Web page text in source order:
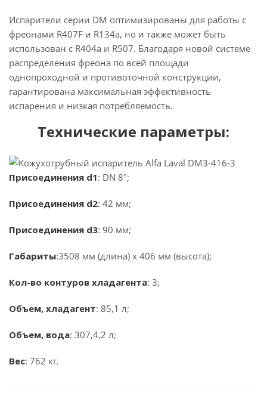
Испарители серии DM оптимизированы для работы с
фреонами R407F и R134a, но и также может быть
использован с R404a и R507. Благодаря новой системе
распределения фреона по всей площади
однопроходной и противоточной конструкции,
гарантирована максимальная эффективность
испарения и низкая потребляемость.
Технические параметры:
Присоединения d1: DN 8";
Присоединения d2: 42 мм;
Присоединения d3: 90 мм;
Габариты:3508 мм (длина) х 406 мм (высота);
Кол-во контуров хладагента: 3;
Объем, хладагент: 85,1 л;
Объем, вода: 307,4,2 л;
Вес: 762 кг.